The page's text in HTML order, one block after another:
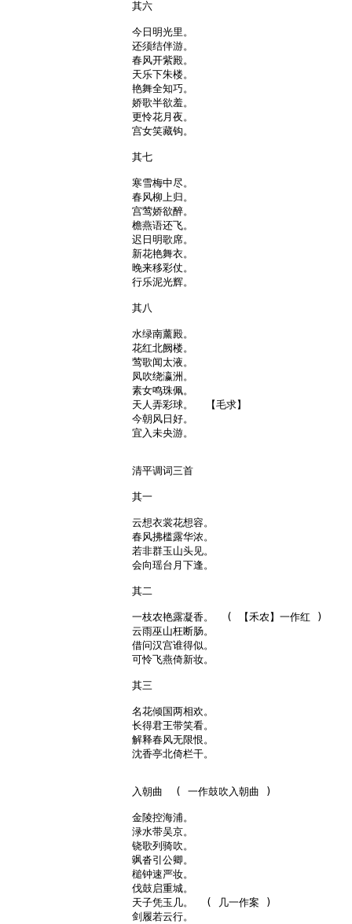
其六
今日明光里。
还须结伴游。
春风开紫殿。
天乐下朱楼。
艳舞全知巧。
娇歌半欲羞。
更怜花月夜。
宫女笑藏钩。
其七
寒雪梅中尽。
春风柳上归。
宫莺娇欲醉。
檐燕语还飞。
迟日明歌席。
新花艳舞衣。
晚来移彩仗。
行乐泥光辉。
其八
水绿南薰殿。
花红北阙楼。
莺歌闻太液。
凤吹绕瀛洲。
素女鸣珠佩。
天人弄彩球。  【毛求】
今朝风日好。
宜入未央游。
清平调词三首
其一
云想衣裳花想容。
春风拂槛露华浓。
若非群玉山头见。
会向瑶台月下逢。
其二
一枝农艳露凝香。  ( 【禾农】一作红 )
云雨巫山枉断肠。
借问汉宫谁得似。
可怜飞燕倚新妆。
其三
名花倾国两相欢。
长得君王带笑看。
解释春风无限恨。
沈香亭北倚栏干。
入朝曲  ( 一作鼓吹入朝曲 )
金陵控海浦。
渌水带吴京。
铙歌列骑吹。
飒沓引公卿。
槌钟速严妆。
伐鼓启重城。
天子凭玉几。  ( 几一作案 )
剑履若云行。